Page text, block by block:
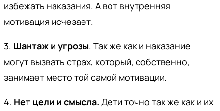
избежать наказания. А вот внутренняя
мотивация исчезает.
3. Шантаж и угрозы. Так же как и наказание
могут вызвать страх, который, собственно,
занимает место той самой мотивации.
4. Нет цели и смысла. Дети точно так же как и их